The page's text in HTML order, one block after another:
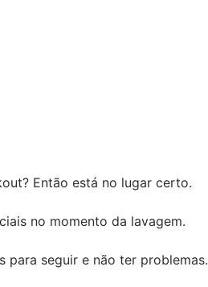
Então está no lugar certo.
no momento da lavagem.
para seguir e não ter problemas.